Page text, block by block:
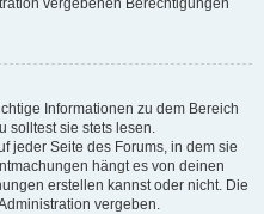
vergebenen Berechtigungen
Informationen zu dem Bereich
solltest sie stets lesen.
jeder Seite des Forums, in dem sie
hängt es von deinen
erstellen kannst oder nicht. Die
vergeben.